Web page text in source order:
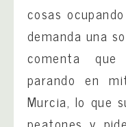
cosas
demanda una
comenta
parando en
Murcia, lo que